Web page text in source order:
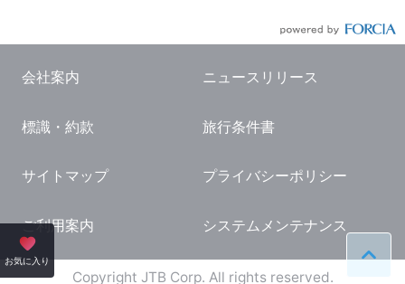
お気に入り ペー
東京ドーム ホテル
横浜 ホテル
熱海 ホテル
京都 ホテル
大阪 ホテル
国内観光ガイド
旅行・観光情報
会社案内 ニュースリリース
標識・約款 旅行条件書
サイトマップ プライバシーポリシー
ご利用案内 システムメンテナンス
Copyright JTB Corp. All rights reserved.